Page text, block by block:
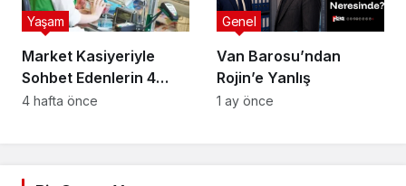
Market Kasiyeriyle
Sohbet Edenlerin 4
Ortak Özelliği
Yaşam
4 hafta önce
Van Barosu’ndan
Rojin’e Yanlış
Genel
1 ay önce